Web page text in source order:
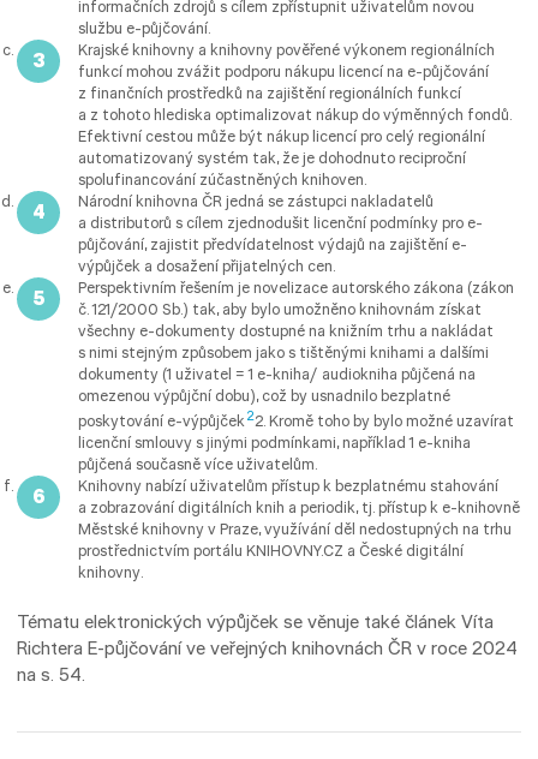
informačních zdrojů s cílem zpřístupnit uživatelům novou
službu e-půjčování.
Krajské knihovny a knihovny pověřené výkonem regionálních
funkcí mohou zvážit podporu nákupu licencí na e-půjčování
z finančních prostředků na zajištění regionálních funkcí
a z tohoto hlediska optimalizovat nákup do výměnných fondů.
Efektivní cestou může být nákup licencí pro celý regionální
automatizovaný systém tak, že je dohodnuto reciproční
spolufinancování zúčastněných knihoven.
Národní knihovna ČR jedná se zástupci nakladatelů
a distributorů s cílem zjednodušit licenční podmínky pro e-
půjčování, zajistit předvídatelnost výdajů na zajištění e-
výpůjček a dosažení přijatelných cen.
Perspektivním řešením je novelizace autorského zákona (zákon
č. 121/2000 Sb.) tak, aby bylo umožněno knihovnám získat
všechny e-dokumenty dostupné na knižním trhu a nakládat
s nimi stejným způsobem jako s tištěnými knihami a dalšími
dokumenty (1 uživatel = 1 e-kniha/ audiokniha půjčená na
omezenou výpůjční dobu), což by usnadnilo bezplatné
poskytování e-výpůjček 22. Kromě toho by bylo možné uzavírat
licenční smlouvy s jinými podmínkami, například 1 e-kniha
půjčená současně více uživatelům.
Knihovny nabízí uživatelům přístup k bezplatnému stahování
a zobrazování digitálních knih a periodik, tj. přístup k e-knihovně
Městské knihovny v Praze, využívání děl nedostupných na trhu
prostřednictvím portálu KNIHOVNY.CZ a České digitální
knihovny.
Tématu elektronických výpůjček se věnuje také článek Víta
Richtera E-půjčování ve veřejných knihovnách ČR v roce 2024
na s. 54.